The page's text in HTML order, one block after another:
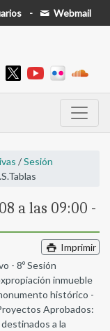
- Webmail
/Sesión
a las 09:00 -
Imprimir
- 8º Sesión
inmueble
histórico -
Aprobados:
a la